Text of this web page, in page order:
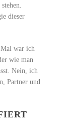
dieser
war ich
wie man
Nein, ich
Partner und